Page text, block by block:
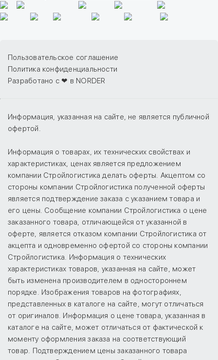
Пользовательское соглашение
Политика конфиденциальности
Разработано с ❤ в NORDER
Информация, указанная на сайте, не является публичной
офертой.
Информация о товарах, их технических свойствах и
характеристиках, ценах является предложением
компании Стройлогистика делать оферты. Акцептом со
стороны компании Стройлогистика полученной оферты
является подтверждение заказа с указанием товара и
его цены. Сообщение компании Стройлогистика о цене
заказанного товара, отличающейся от указанной в
оферте, является отказом компании Стройлогистика от
акцепта и одновременно офертой со стороны компании
Стройлогистика. Информация о технических
характеристиках товаров, указанная на сайте, может
быть изменена производителем в одностороннем
порядке. Изображения товаров на фотографиях,
представленных в каталоге на сайте, могут отличаться
от оригиналов. Информация о цене товара, указанная в
каталоге на сайте, может отличаться от фактической к
моменту оформления заказа на соответствующий
товар. Подтверждением цены заказанного товара